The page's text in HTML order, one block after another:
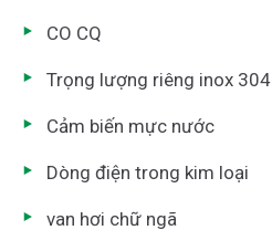
CO CQ
Trọng lượng riêng inox 304
Cảm biến mực nước
Dòng điện trong kim loại
van hơi chữ ngã